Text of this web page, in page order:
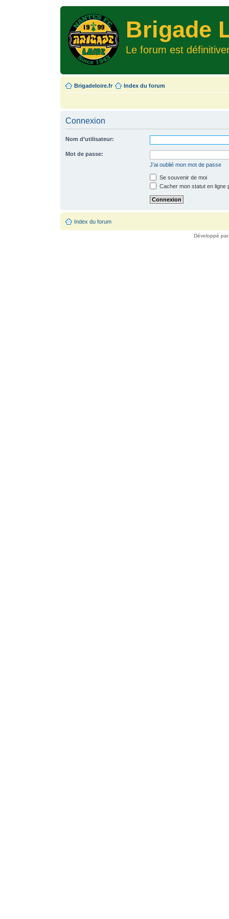
Brigade
Le forum est
Brigadeloire.fr Index du forum
Connexion
Nom d’utilisateur:
Mot de passe:
J’ai oublié mon mot de passe
Se souvenir de moi
Cacher mon statut en ligne
Index du forum
Développé